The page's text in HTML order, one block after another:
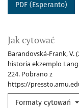
PDF (Esperanto)
Jak cytować
Barandovská-Frank,
historia ekzemplo
224. Pobrano z
https://
Formaty cytowań